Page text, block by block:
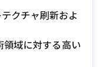
クチャ刷新およ
領域に対する高い